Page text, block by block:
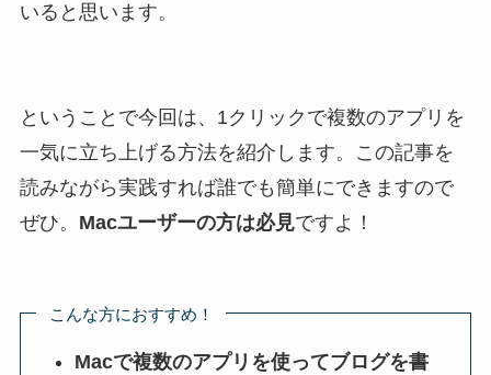
いると思います。
ということで今回は、1クリックで複数のアプリを
一気に立ち上げる方法を紹介します。この記事を
読みながら実践すれば誰でも簡単にできますので
ぜひ。 Macユーザーの方は必見ですよ！
こんな方におすすめ！
Macで複数のアプリを使ってブログを書